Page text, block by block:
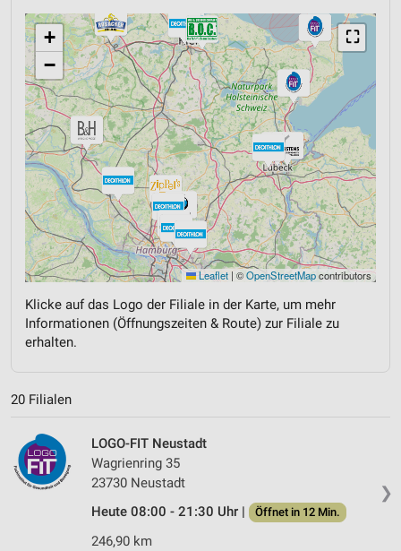
⛶
+
−
Leaflet | ©OpenStreetMapcontributors
Klicke auf das Logo der Filiale in der Karte, um mehr
Informationen (Öffnungszeiten & Route) zur Filiale zu
erhalten.
20 Filialen
❯
LOGO-FIT Neustadt
Wagrienring 35
23730 Neustadt
Heute 08:00 - 21:30 Uhr |
Öffnet in 12 Min.
246,90 km